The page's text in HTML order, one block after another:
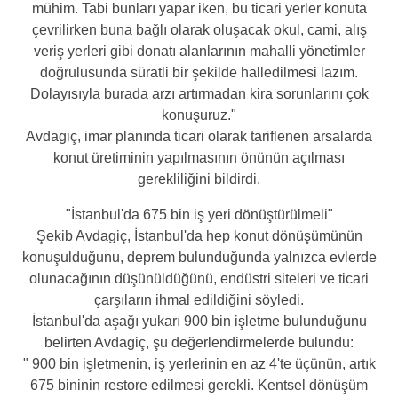
mühim. Tabi bunları yapar iken, bu ticari yerler konuta
çevrilirken buna bağlı olarak oluşacak okul, cami, alış
veriş yerleri gibi donatı alanlarının mahalli yönetimler
doğrulusunda süratli bir şekilde halledilmesi lazım.
Dolayısıyla burada arzı artırmadan kira sorunlarını çok
konuşuruz."
Avdagiç, imar planında ticari olarak tariflenen arsalarda
konut üretiminin yapılmasının önünün açılması
gerekliliğini bildirdi.
"İstanbul'da 675 bin iş yeri dönüştürülmeli"
Şekib Avdagiç, İstanbul'da hep konut dönüşümünün
konuşulduğunu, deprem bulunduğunda yalnızca evlerde
olunacağının düşünüldüğünü, endüstri siteleri ve ticari
çarşıların ihmal edildiğini söyledi.
İstanbul'da aşağı yukarı 900 bin işletme bulunduğunu
belirten Avdagiç, şu değerlendirmelerde bulundu:
" 900 bin işletmenin, iş yerlerinin en az 4'te üçünün, artık
675 bininin restore edilmesi gerekli. Kentsel dönüşüm